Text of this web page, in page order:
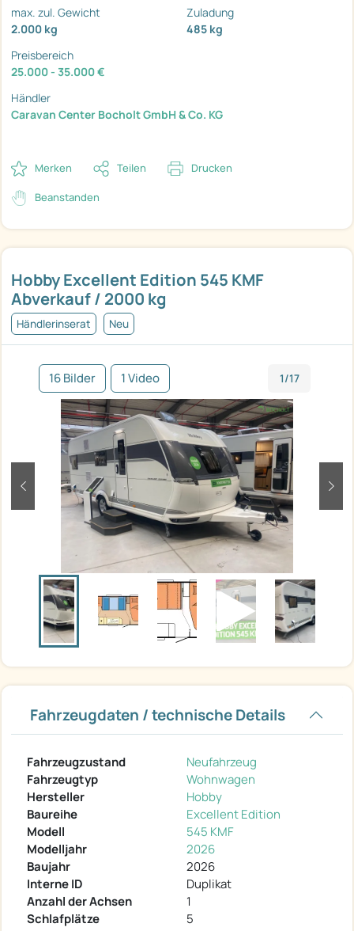
Hobby Excellent Edition 545 KMF
Abverkauf / 2000 kg
Händlerinserat Neu
16 Bilder 1 Video 1/17
zurück
Fahrzeugdaten / technische Details
Fahrzeugzustand
Neufahrzeug
Fahrzeugtyp
Wohnwagen
Hersteller
Hobby
Baureihe
Excellent Edition
Modell
545 KMF
Modelljahr
2026
Baujahr
2026
Interne ID
Duplikat
Anzahl der Achsen
1
Schlafplätze
5
max. zul. Gewicht
2.000 kg
Zuladung
485 kg
Preisbereich
25.000 - 35.000 €
Händler
Caravan Center Bocholt GmbH & Co. KG
Merken Teilen Drucken
Beanstanden